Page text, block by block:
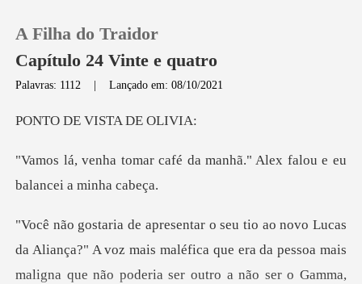
Loja
Sair
A Filha do Traidor
Capítulo 24 Vinte e quatro
Palavras: 1112 |Lançado em: 08/10/2021
VISTA D
é da manhã." Alex falou e
ça?" A voz mais maléfica que era da pessoa mais
maligna que não p